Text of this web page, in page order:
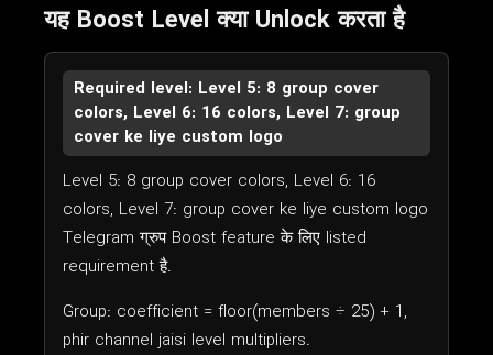
यह Boost Level क्या Unlock करता है
Required level: Level 5: 8 group cover
colors, Level 6: 16 colors, Level 7: group
cover ke liye custom logo
Level 5: 8 group cover colors, Level 6: 16
colors, Level 7: group cover ke liye custom logo
Telegram ग्रुप Boost feature के लिए listed
requirement है.
Group: coefficient = floor(members ÷ 25) + 1,
phir channel jaisi level multipliers.